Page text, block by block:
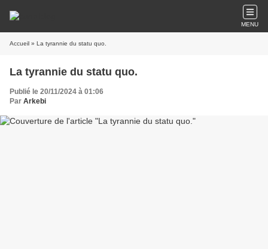
MENU
Accueil » La tyrannie du statu quo.
La tyrannie du statu quo.
Publié le 20/11/2024 à 01:06
Par Arkebi